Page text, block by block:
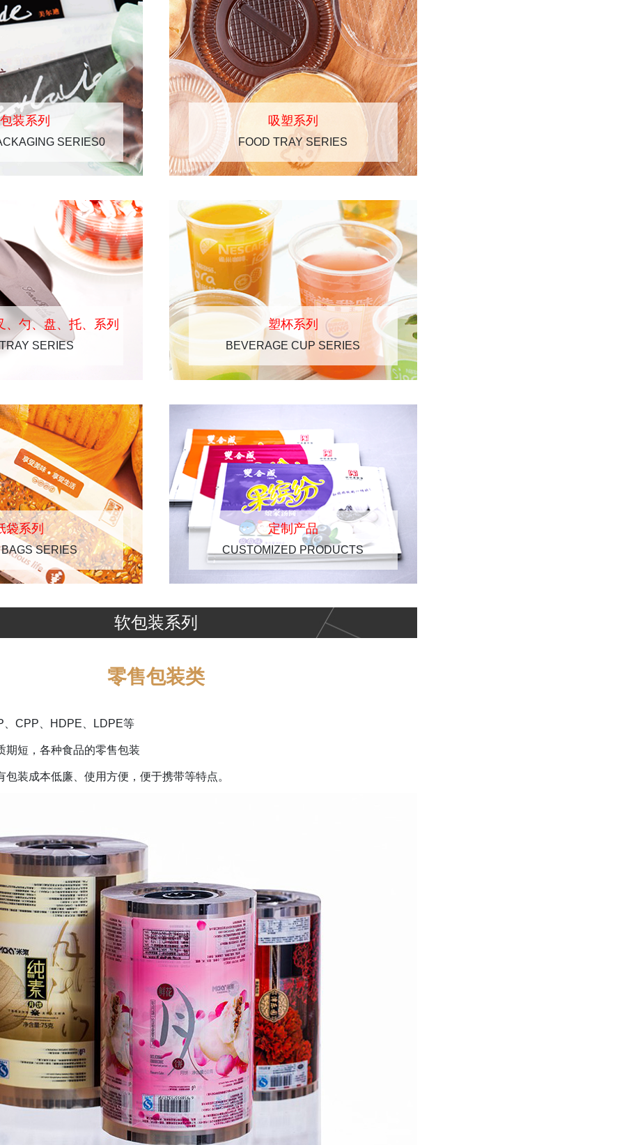
装系列
SERIES0
吸塑系列
FOOD TRAY SERIES
、勺、盘、托、系列
SERIES
塑杯系列
BEVERAGE CUP SERIES
袋系列
SERIES
定制产品
CUSTOMIZED PRODUCTS
软包装系列
零售包装类
、CPP、HDPE、LDPE等
期短，各种食品的零售包装
装成本低廉、使用方便，便于携带等特点。